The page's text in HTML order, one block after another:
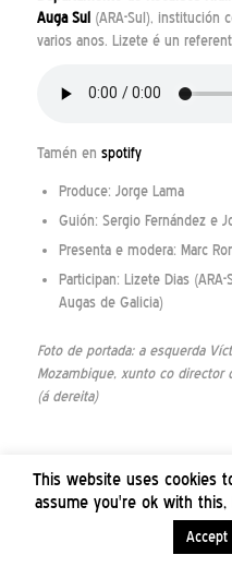
Auga Sul (ARA-Sul), institución
varios anos. Lizete é un
Tamén en spotify
Produce: Jorge Lama
Guión: Sergio Fernández e
Presenta e modera: Marc
Participan: Lizete Dias
Augas de Galicia)
Foto de portada: a esquerda
Mozambique, xunto co director
(á dereita)
This website uses cookies
assume you're ok with
Accept